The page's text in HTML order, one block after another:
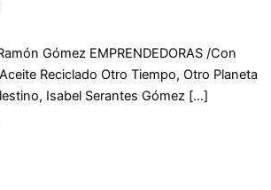
Gómez EMPRENDEDORAS /Con
Reciclado Otro Tiempo, Otro Planeta
Isabel Serantes Gómez […]